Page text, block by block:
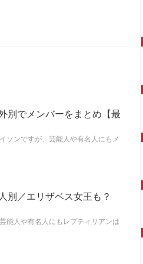
別でメンバーをまとめ【最
ソンですが、芸能人や有名人にもメ
別／エリザベス女王も？
能人や有名人にもレプティリアンは